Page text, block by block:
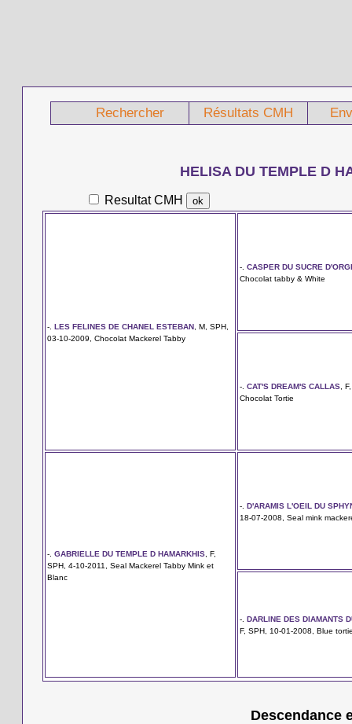
Rechercher Résultats CMH
HELISA DU TEMPLE D
Resultat CMH
-. LES FELINES DE CHANEL ESTEBAN , M, SPH,
03-10-2009, Chocolat Mackerel Tabby
-. CASPER DU SUCRE
Chocolat tabby & White
-. CAT'S DREAM'S CALLAS ,
Chocolat Tortie
-. GABRIELLE DU TEMPLE D HAMARKHIS , F,
SPH, 4-10-2011, Seal Mackerel Tabby Mink et
Blanc
-. D'ARAMIS L'OEIL DU
18-07-2008, Seal mink
-. DARLINE DES DIAMANTS
F, SPH, 10-01-2008, Blue
Descendance